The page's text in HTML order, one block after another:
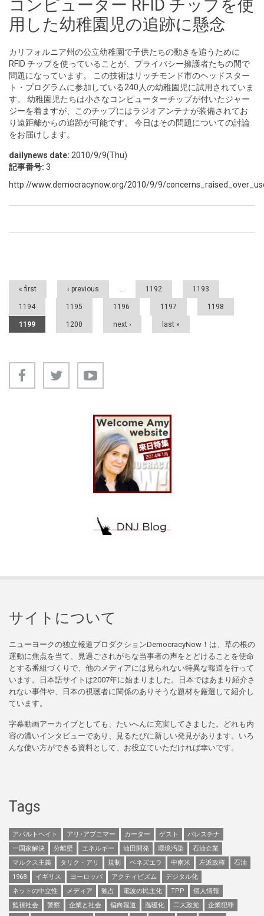
コンピューター RFID チップを使
用した幼稚園児の追跡に懸念
カリフォルニア州の公立幼稚園で子供たちの動きを追うために
RFID チップを使っていることが、プライバシー擁護者たちの間で
問題になっています。 この技術はリッチモンド市のヘッドスター
ト・プログラムに参加している240人の幼稚園児に試用されていま
す。 幼稚園児たちは小さなコンピューターチップが付いたジャー
ジーを着ますが、このチップにはラジオアンテナが装備されてお
り遠距離からの追跡が可能です。 今日はその問題についての討論
をお届けします。
dailynews date: 2010/9/9(Thu)
記事番号: 3
http://www.democracynow.org/2010/9/9/
« first ‹ previous … 1192 1193
1194 1195 1196 1197 1198
1199 1200 next › last »
サイトについて
ニューヨークの独立報道プロダクションDemocracyNow！は、草の根の
運動に焦点を当て、見過ごされがちな当事者の声をとどけることを使命
とする番組づくりで、他のメディアには見られない特異な報道を行って
います。日本語サイトは2007年に始まりました。日本ではあまり紹介さ
れない事件や、日本の視聴者に関係のありそうな題材を厳選して紹介し
ています。
字幕動画アーカイブとしても、たいへんに充実してきました。どれも内
容の濃いインタビューであり、見るたびに新しい発見があります。いろ
んな使い方ができる資料として、お役立ていただければ幸いです。
Tags
アパルトヘイト アリ･アブニマー カーター ゲスト
パレスチナ
一国家解決
分離壁 エネルギー 油田開発 環境汚染
石油企業
マルクス主義
タリク・アリ 規制 ベネズエラ 中南米 左派政権
石油
1968
イギリス ヨーロッパ アクティビズム
デジタル化
ネットの中立性
メディア 独占 電波の民主化 TPP
個人情報
監視社会
警察 企業と社会 偏向報道 温暖化 二大政党
企業犯罪